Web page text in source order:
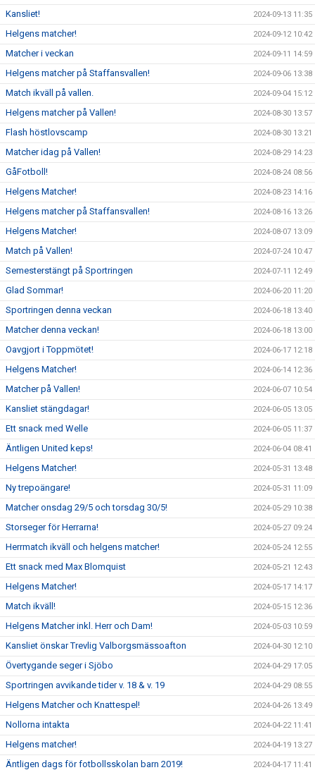
Kansliet! 2024-09-13 11:35
Helgens matcher! 2024-09-12 10:42
Matcher i veckan 2024-09-11 14:59
Helgens matcher på Staffansvallen! 2024-09-06 13:38
Match ikväll på vallen. 2024-09-04 15:12
Helgens matcher på Vallen! 2024-08-30 13:57
Flash höstlovscamp 2024-08-30 13:21
Matcher idag på Vallen! 2024-08-29 14:23
GåFotboll! 2024-08-24 08:56
Helgens Matcher! 2024-08-23 14:16
Helgens matcher på Staffansvallen! 2024-08-16 13:26
Helgens Matcher! 2024-08-07 13:09
Match på Vallen! 2024-07-24 10:47
Semesterstängt på Sportringen 2024-07-11 12:49
Glad Sommar! 2024-06-20 11:20
Sportringen denna veckan 2024-06-18 13:40
Matcher denna veckan! 2024-06-18 13:00
Oavgjort i Toppmötet! 2024-06-17 12:18
Helgens Matcher! 2024-06-14 12:36
Matcher på Vallen! 2024-06-07 10:54
Kansliet stängdagar! 2024-06-05 13:05
Ett snack med Welle 2024-06-05 11:37
Äntligen United keps! 2024-06-04 08:41
Helgens Matcher! 2024-05-31 13:48
Ny trepoängare! 2024-05-31 11:09
Matcher onsdag 29/5 och torsdag 30/5! 2024-05-29 10:38
Storseger för Herrarna! 2024-05-27 09:24
Herrmatch ikväll och helgens matcher! 2024-05-24 12:55
Ett snack med Max Blomquist 2024-05-21 12:43
Helgens Matcher! 2024-05-17 14:17
Match ikväll! 2024-05-15 12:36
Helgens Matcher inkl. Herr och Dam! 2024-05-03 10:59
Kansliet önskar Trevlig Valborgsmässoafton 2024-04-30 12:10
Övertygande seger i Sjöbo 2024-04-29 17:05
Sportringen avvikande tider v. 18 & v. 19 2024-04-29 08:55
Helgens Matcher och Knattespel! 2024-04-26 13:49
Nollorna intakta 2024-04-22 11:41
Helgens matcher! 2024-04-19 13:27
Äntligen dags för fotbollsskolan barn 2019! 2024-04-17 11:41